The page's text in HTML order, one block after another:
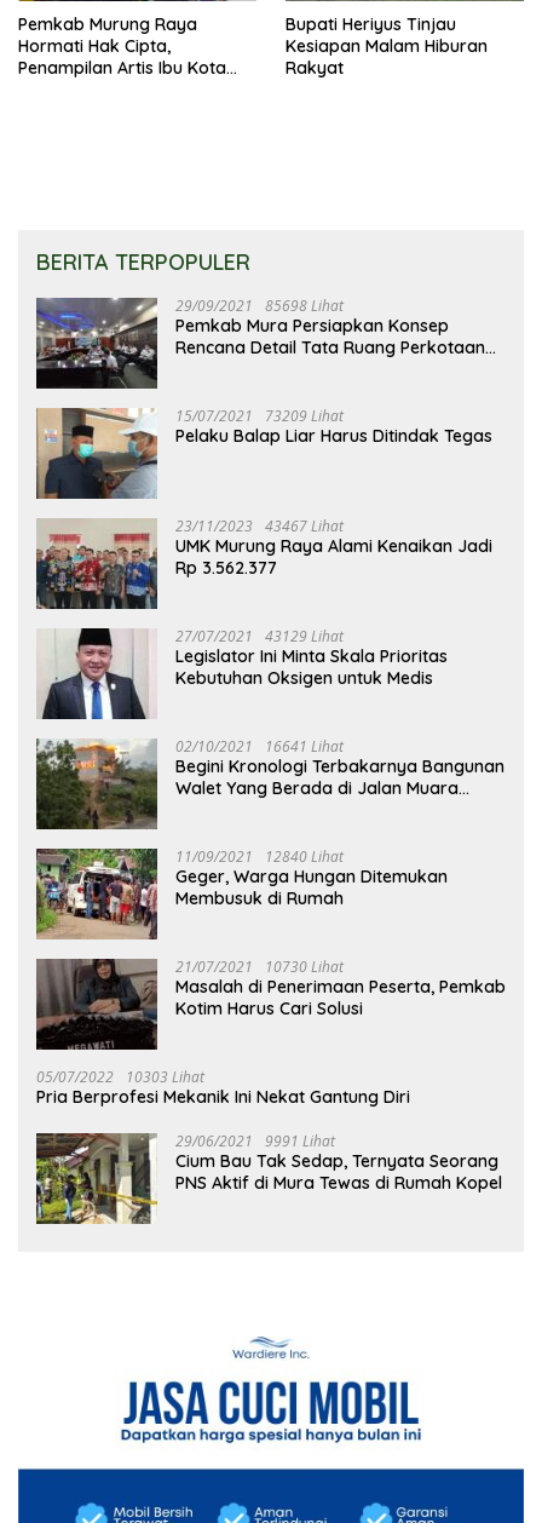
Pemkab Murung Raya
Hormati Hak Cipta,
Penampilan Artis Ibu Kota
Bupati Heriyus Tinjau
Kesiapan Malam Hiburan
Rakyat
BERITA TERPOPULER
29/09/2021 85698 Lihat
Pemkab Mura Persiapkan Konsep
Rencana Detail Tata Ruang Perkotaan
15/07/2021 73209 Lihat
Pelaku Balap Liar Harus Ditindak Tegas
23/11/2023 43467 Lihat
UMK Murung Raya Alami Kenaikan Jadi
Rp 3.562.377
27/07/2021 43129 Lihat
Legislator Ini Minta Skala Prioritas
Kebutuhan Oksigen untuk Medis
02/10/2021 16641 Lihat
Begini Kronologi Terbakarnya Bangunan
Walet Yang Berada di Jalan Muara
11/09/2021 12840 Lihat
Geger, Warga Hungan Ditemukan
Membusuk di Rumah
21/07/2021 10730 Lihat
Masalah di Penerimaan Peserta, Pemkab
Kotim Harus Cari Solusi
05/07/2022 10303 Lihat
Pria Berprofesi Mekanik Ini Nekat Gantung Diri
29/06/2021 9991 Lihat
Cium Bau Tak Sedap, Ternyata Seorang
PNS Aktif di Mura Tewas di Rumah Kopel